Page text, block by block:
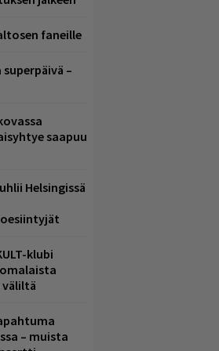
faneille
–
saapuu
Helsingissä
klubi
väliltä
– muista